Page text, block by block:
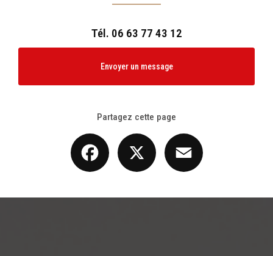
Tél. 06 63 77 43 12
Envoyer un message
Partagez cette page
Facebook